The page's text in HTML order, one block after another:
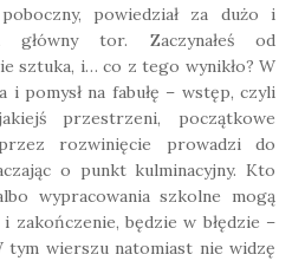
powiedział za dużo i
główny tor. Zaczynałeś od
sztuka, i… co z tego wynikło? W
pomysł na fabułę – wstęp, czyli
przestrzeni, początkowe
rozwinięcie prowadzi do
o punkt kulminacyjny. Kto
wypracowania szkolne mogą
zakończenie, będzie w błędzie –
wierszu natomiast nie widzę